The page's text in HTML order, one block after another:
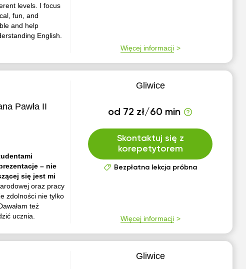
levels. I focus
fun, and
and help
English.
Więcej informacji
Pawła II
– nie
się jest mi
oraz pracy
zdolności nie tylko
też
ucznia.
Gliwice
od 72 zł/60 min
Skontaktuj się z
korepetytorem
Bezpłatna lekcja próbna
Więcej informacji
Gliwice